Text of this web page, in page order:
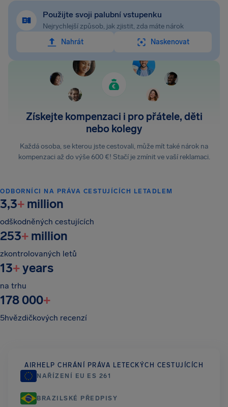
Použijte svoji palubní vstupenku
Nejrychlejší způsob, jak zjistit, zda máte nárok
Nahrát
Naskenovat
Získejte kompenzaci i pro přátele, děti
nebo kolegy
Každá osoba, se kterou jste cestovali, může mít také nárok na
kompenzaci až do výše 600 €! Stačí je zmínit ve vaší reklamaci.
ODBORNÍCI NA PRÁVA CESTUJÍCÍCH LETADLEM
3,3+ million
odškodněných cestujících
253+ million
zkontrolovaných letů
13+years
na trhu
178 000+
5hvězdičkových recenzí
AIRHELP CHRÁNÍ PRÁVA LETECKÝCH CESTUJÍCÍCH
NAŘÍZENÍ EU ES 261
BRAZILSKÉ PŘEDPISY